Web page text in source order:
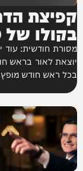
בקולו של MBD
מסורת חודשית: עוד
יוצאת לאור בראש
בכל ראש חודש